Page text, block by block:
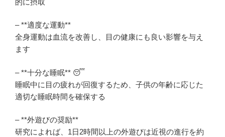
– **適度な運動**
全身運動は血流を改善し、目の健康にも良い影響を与え
ます
– **十分な睡眠** 😴
睡眠中に目の疲れが回復するため、子供の年齢に応じた
適切な睡眠時間を確保する
– **外遊びの奨励**
研究によれば、1日2時間以上の外遊びは近視の進行を約